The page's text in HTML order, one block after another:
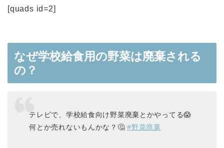
[quads id=2]
なぜ学校給食用の野菜は廃棄される
の？
テレビで、学校給食向け野菜廃棄とかやってる😱
何とか売れないもんかな？🤔#野菜廃棄